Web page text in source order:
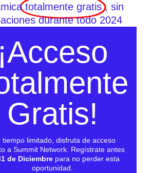
totalmente gratis , sin
durante todo 2024
¡Acceso
Gratis!
tiempo limitado, disfruta de acceso
a Summit Network. Regístrate antes
de Diciembre para no perder esta
oportunidad.